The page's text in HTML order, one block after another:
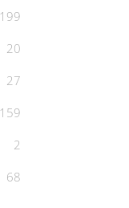
199
20
27
159
2
68